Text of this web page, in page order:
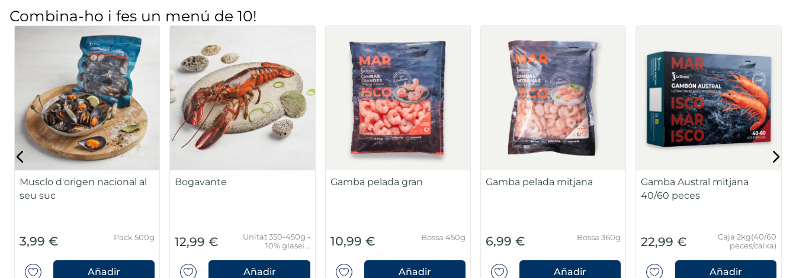
Combina-ho i fes un menú de 10!
Musclo d'origen nacional al
seu suc
3,99 € Pack 500g
Añadir
Bogavante
12,99 €
Unitat 350-450g -
10% glaseig
Añadir
Gamba pelada gran
10,99 € Bossa 450g
Añadir
Gamba pelada mitjana
6,99 € Bossa 360g
Añadir
Gamba Austral mitjana
40/60 peces
22,99 €
Caja 2kg(40/60
peces/caixa)
Añadir